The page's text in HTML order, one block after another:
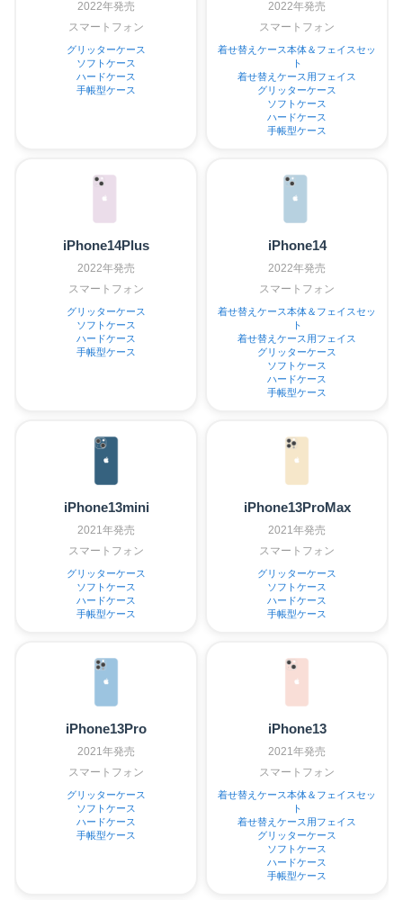
2022年発売
スマートフォン
グリッターケース
ソフトケース
ハードケース
手帳型ケース
2022年発売
スマートフォン
着せ替えケース本体＆フェイスセッ
ト
着せ替えケース用フェイス
グリッターケース
ソフトケース
ハードケース
手帳型ケース
iPhone14Plus
2022年発売
スマートフォン
グリッターケース
ソフトケース
ハードケース
手帳型ケース
iPhone14
2022年発売
スマートフォン
着せ替えケース本体＆フェイスセッ
ト
着せ替えケース用フェイス
グリッターケース
ソフトケース
ハードケース
手帳型ケース
iPhone13mini
2021年発売
スマートフォン
グリッターケース
ソフトケース
ハードケース
手帳型ケース
iPhone13ProMax
2021年発売
スマートフォン
グリッターケース
ソフトケース
ハードケース
手帳型ケース
iPhone13Pro
2021年発売
スマートフォン
グリッターケース
ソフトケース
ハードケース
手帳型ケース
iPhone13
2021年発売
スマートフォン
着せ替えケース本体＆フェイスセッ
ト
着せ替えケース用フェイス
グリッターケース
ソフトケース
ハードケース
手帳型ケース